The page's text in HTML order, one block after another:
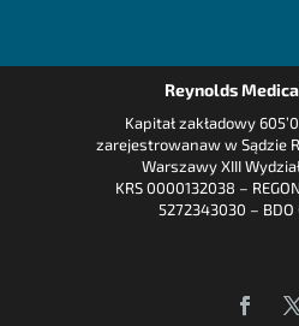
Reynolds
Kapitał zakładowy
zarejestrowanaw w Sądzie
Warszawy XIII
KRS 0000132038 –
5272343030 –